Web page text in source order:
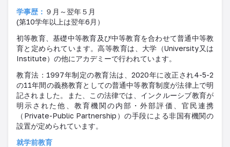
学事歴： ９月～翌年５月
(第10学年以上は翌年6月）
初等教育、基礎中等教育及び中等教育を合わせて普通中等教
育と定められています。高等教育は、大学（University又は
Institute）の他にアカデミーで行われています。
教育法：1997年制定の教育法は、2020年に改正され4-5-2
の11年間の義務教育としての普通中等教育制度が法律上で明
記されました。また、この法律では、インクルーシブ教育が
明示された他、教育機関の内部・外部評価、官民連携
（Private-Public Partnership）の手段による非国有機関の
設置が定められています。
就学前教育